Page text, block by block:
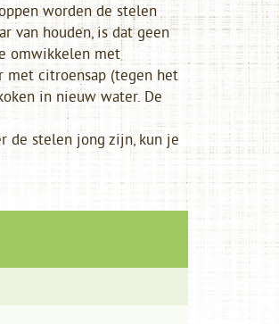
worden de stelen
van houden, is dat geen
omwikkelen met
met citroensap (tegen het
in nieuw water. De
de stelen jong zijn, kun je